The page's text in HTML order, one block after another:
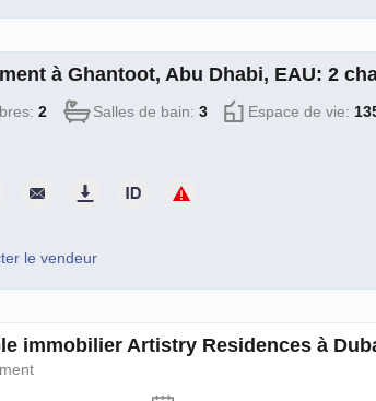
à Ghantoot, Abu Dhabi, EAU: 2
2 Salles de bain: 3 Espace de vie:
le vendeur
immobilier Artistry Residences à